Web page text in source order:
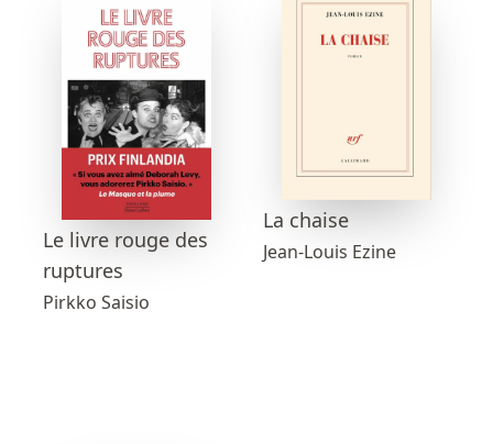
Le livre rouge des
ruptures
Pirkko Saisio
La chaise
Jean-Louis Ezine